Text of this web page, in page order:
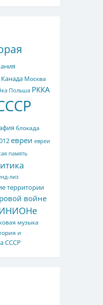
Канада Москва
Польша РККА
блокада
евреи евреи
память
лиз
территории
войне
музыка
и
СССР